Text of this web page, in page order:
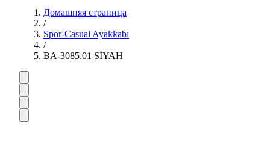
Домашняя страница
/
Spor-Casual Ayakkabı
/
BA-3085.01 SİYAH